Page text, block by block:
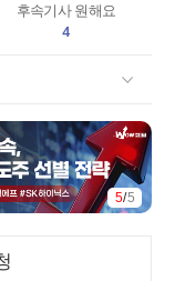
후속기사 원해요
4
5/5